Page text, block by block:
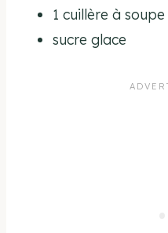
1 cuillère à
sucre glace